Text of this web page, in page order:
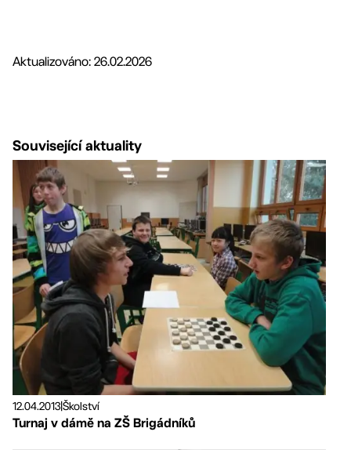
Aktualizováno: 26.02.2026
Související aktuality
12.04.2013Školství
Turnaj v dámě na ZŠ Brigádníků